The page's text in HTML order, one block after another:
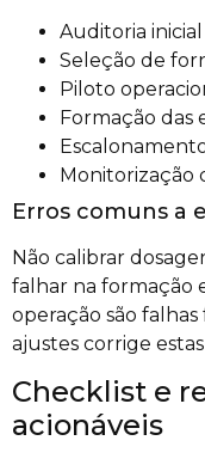
Auditoria inicial
Seleção de
Piloto
Formação das
Monitorização
Erros comuns a
Não calibrar
falhar na formação
operação são
ajustes corrige
Checklist e
acionáveis